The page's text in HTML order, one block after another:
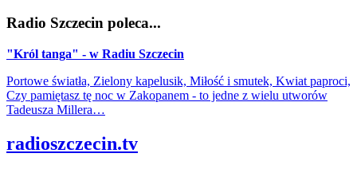
Radio Szczecin poleca...
"Król tanga" - w Radiu Szczecin
Portowe światła, Zielony kapelusik, Miłość i smutek, Kwiat paproci,
Czy pamiętasz tę noc w Zakopanem - to jedne z wielu utworów
Tadeusza Millera…
radioszczecin.tv